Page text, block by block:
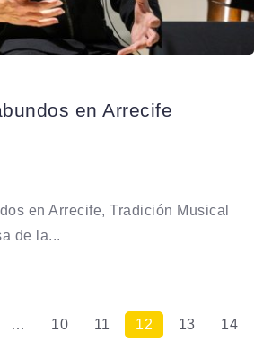
en Arrecife
en Arrecife, Tradición Musical
de la...
… 10 11 12 13
14